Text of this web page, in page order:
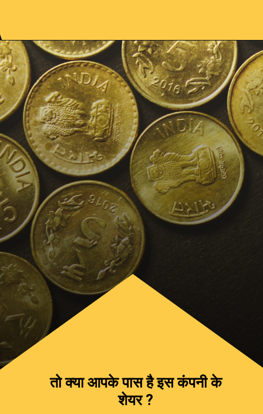
तो क्या आपके पास है इस कंपनी के
शेयर ?